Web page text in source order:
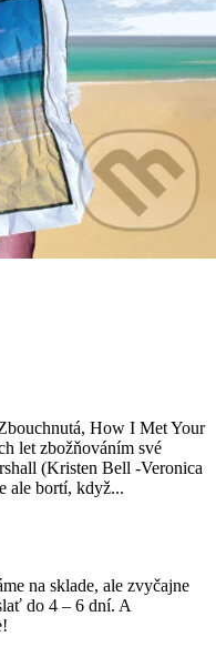
How I Met Your
let zbožňováním své
(Kristen Bell -Veronica
ale bortí, když...
na sklade, ale zvyčajne
do 4 – 6 dní. A